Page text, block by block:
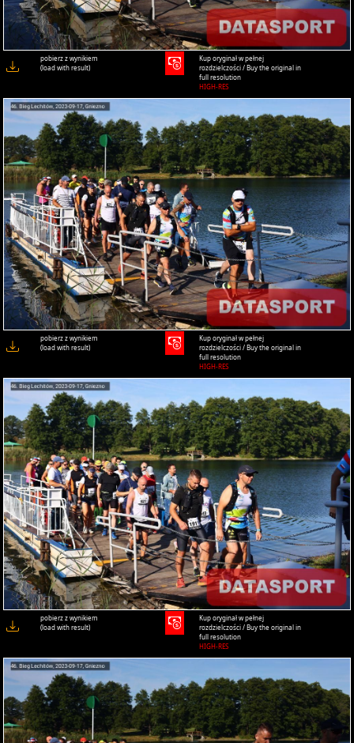
pobierz z wynikiem
(load with result)
Kup oryginał w pełnej
rozdzielczości / Buy the original in
full resolution
HIGH-RES
pobierz z wynikiem
(load with result)
Kup oryginał w pełnej
rozdzielczości / Buy the original in
full resolution
HIGH-RES
pobierz z wynikiem
(load with result)
Kup oryginał w pełnej
rozdzielczości / Buy the original in
full resolution
HIGH-RES